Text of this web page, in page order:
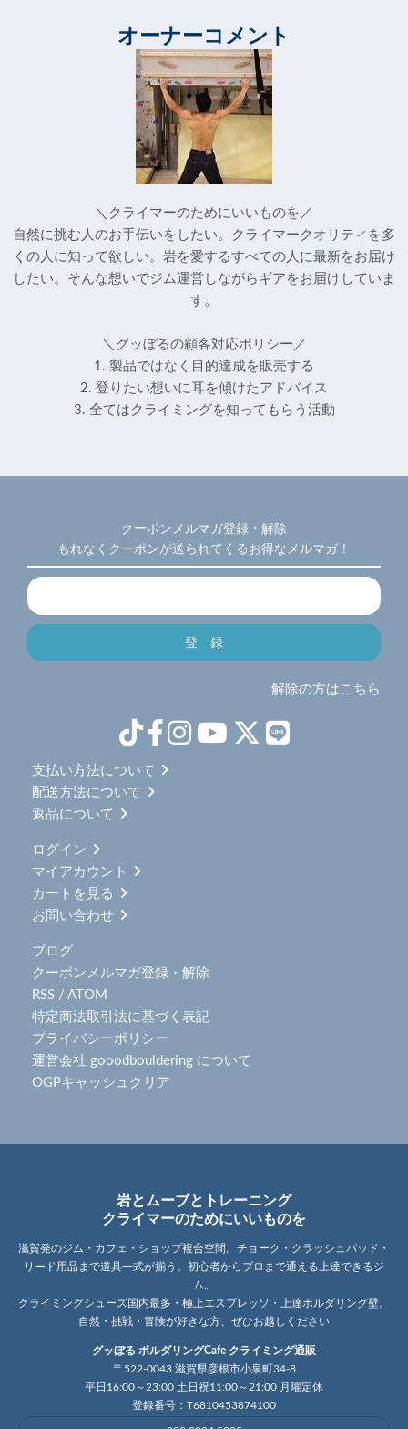
オーナーコメント
＼クライマーのためにいいものを／
自然に挑む人のお手伝いをしたい。クライマークオリティを多
くの人に知って欲しい。岩を愛するすべての人に最新をお届け
したい。そんな想いでジム運営しながらギアをお届けしていま
す。
＼グッぼるの顧客対応ポリシー／
1. 製品ではなく目的達成を販売する
2. 登りたい想いに耳を傾けたアドバイス
3. 全てはクライミングを知ってもらう活動
クーポンメルマガ登録・解除
もれなくクーポンが送られてくるお得なメルマガ！
解除の方はこちら
支払い方法について
配送方法について
返品について
ログイン
マイアカウント
カートを見る
お問い合わせ
ブログ
クーポンメルマガ登録・解除
RSS / ATOM
特定商法取引法に基づく表記
プライバシーポリシー
運営会社 gooodbouldering について
OGPキャッシュクリア
岩とムーブとトレーニング
クライマーのためにいいものを
滋賀発のジム・カフェ・ショップ複合空間。チョーク・クラッシュパッド・
リード用品まで道具一式が揃う。初心者からプロまで通える上達できるジ
ム。
クライミングシューズ国内最多・極上エスプレッソ・上達ボルダリング壁。
自然・挑戦・冒険が好きな方、ぜひお越しください
グッぼる ボルダリングCafe クライミング通販
〒522-0043 滋賀県彦根市小泉町34-8
平日16:00～23:00 土日祝11:00～21:00 月曜定休
登録番号：T6810453874100